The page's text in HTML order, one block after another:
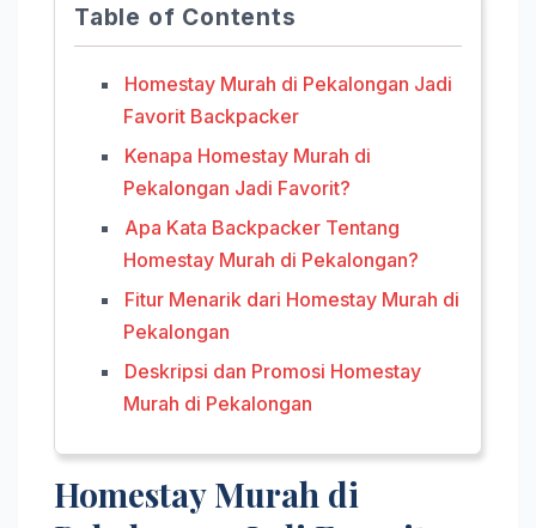
Table of Contents
Homestay Murah di Pekalongan Jadi
Favorit Backpacker
Kenapa Homestay Murah di
Pekalongan Jadi Favorit?
Apa Kata Backpacker Tentang
Homestay Murah di Pekalongan?
Fitur Menarik dari Homestay Murah di
Pekalongan
Deskripsi dan Promosi Homestay
Murah di Pekalongan
Homestay Murah di